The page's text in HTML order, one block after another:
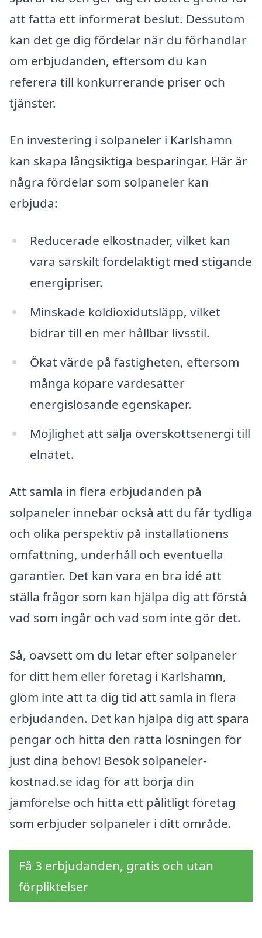
att fatta ett informerat beslut. Dessutom
kan det ge dig fördelar när du förhandlar
om erbjudanden, eftersom du kan
referera till konkurrerande priser och
tjänster.
En investering i solpaneler i Karlshamn
kan skapa långsiktiga besparingar. Här är
några fördelar som solpaneler kan
erbjuda:
Reducerade elkostnader, vilket kan
vara särskilt fördelaktigt med stigande
energipriser.
Minskade koldioxidutsläpp, vilket
bidrar till en mer hållbar livsstil.
Ökat värde på fastigheten, eftersom
många köpare värdesätter
energislösande egenskaper.
Möjlighet att sälja överskottsenergi till
elnätet.
Att samla in flera erbjudanden på
solpaneler innebär också att du får tydliga
och olika perspektiv på installationens
omfattning, underhåll och eventuella
garantier. Det kan vara en bra idé att
ställa frågor som kan hjälpa dig att förstå
vad som ingår och vad som inte gör det.
Så, oavsett om du letar efter solpaneler
för ditt hem eller företag i Karlshamn,
glöm inte att ta dig tid att samla in flera
erbjudanden. Det kan hjälpa dig att spara
pengar och hitta den rätta lösningen för
just dina behov! Besök solpaneler-
kostnad.se idag för att börja din
jämförelse och hitta ett pålitligt företag
som erbjuder solpaneler i ditt område.
Få 3 erbjudanden, gratis och utan
förpliktelser